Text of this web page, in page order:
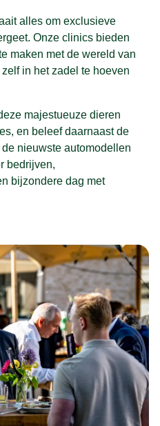
alles om exclusieve
Onze clinics bieden
maken met de wereld van
in het zadel te hoeven
majestueuze dieren
en beleef daarnaast de
nieuwste automodellen
bedrijven,
bijzondere dag met